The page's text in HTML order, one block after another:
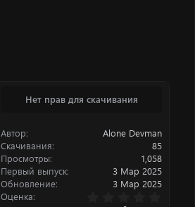
Нет прав для скачивания
Автор
Alone Devman
Скачивания
85
Просмотры
1,058
Первый выпуск
3 Мар 2025
Обновление
3 Мар 2025
Оценка